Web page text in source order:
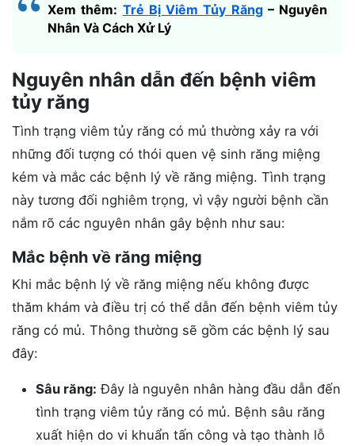
Xem thêm: Trẻ Bị Viêm Tủy Răng– Nguyên
Nhân Và Cách Xử Lý
Nguyên nhân dẫn đến bệnh viêm
tủy răng
Tình trạng viêm tủy răng có mủ thường xảy ra với
những đối tượng có thói quen vệ sinh răng miệng
kém và mắc các bệnh lý về răng miệng. Tình trạng
này tương đối nghiêm trọng, vì vậy người bệnh cần
nắm rõ các nguyên nhân gây bệnh như sau:
Mắc bệnh về răng miệng
Khi mắc bệnh lý về răng miệng nếu không được
thăm khám và điều trị có thể dẫn đến bệnh viêm tủy
răng có mủ. Thông thường sẽ gồm các bệnh lý sau
đây:
Sâu răng: Đây là nguyên nhân hàng đầu dẫn đến
tình trạng viêm tủy răng có mủ. Bệnh sâu răng
xuất hiện do vi khuẩn tấn công và tạo thành lỗ